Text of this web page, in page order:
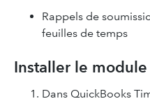
Rappels de
feuilles de temps
Installer le
Dans QuickBooks